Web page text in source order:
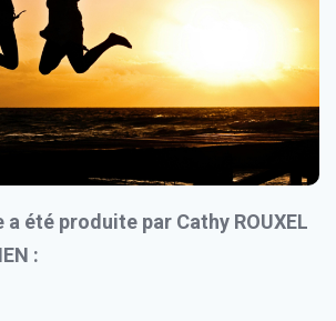
été produite par Cathy ROUXEL
: